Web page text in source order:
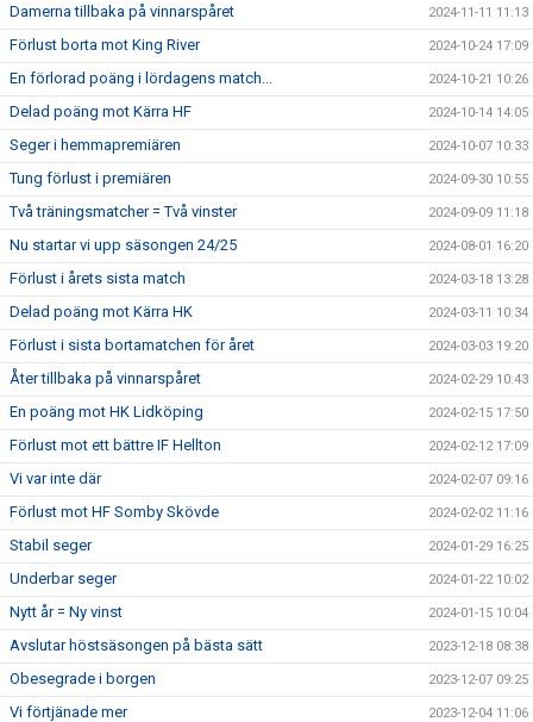
Damerna tillbaka på vinnarspåret 2024-11-11 11:13
Förlust borta mot King River 2024-10-24 17:09
En förlorad poäng i lördagens match... 2024-10-21 10:26
Delad poäng mot Kärra HF 2024-10-14 14:05
Seger i hemmapremiären 2024-10-07 10:33
Tung förlust i premiären 2024-09-30 10:55
Två träningsmatcher = Två vinster 2024-09-09 11:18
Nu startar vi upp säsongen 24/25 2024-08-01 16:20
Förlust i årets sista match 2024-03-18 13:28
Delad poäng mot Kärra HK 2024-03-11 10:34
Förlust i sista bortamatchen för året 2024-03-03 19:20
Åter tillbaka på vinnarspåret 2024-02-29 10:43
En poäng mot HK Lidköping 2024-02-15 17:50
Förlust mot ett bättre IF Hellton 2024-02-12 17:09
Vi var inte där 2024-02-07 09:16
Förlust mot HF Somby Skövde 2024-02-02 11:16
Stabil seger 2024-01-29 16:25
Underbar seger 2024-01-22 10:02
Nytt år = Ny vinst 2024-01-15 10:04
Avslutar höstsäsongen på bästa sätt 2023-12-18 08:38
Obesegrade i borgen 2023-12-07 09:25
Vi förtjänade mer 2023-12-04 11:06